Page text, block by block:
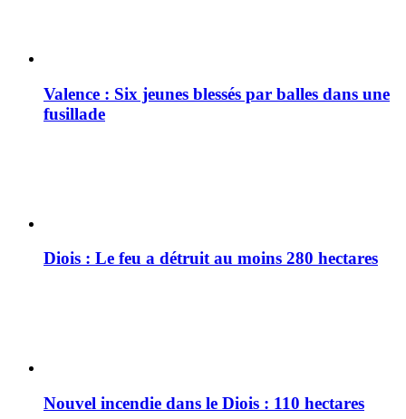
Valence : Six jeunes blessés par balles dans une
fusillade
Diois : Le feu a détruit au moins 280 hectares
Nouvel incendie dans le Diois : 110 hectares